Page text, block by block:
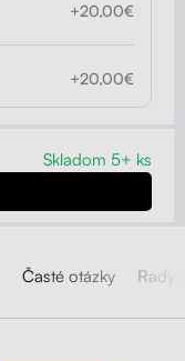
+20,00€
+20,00€
Skladom 5+ ks
Časté otázky Rady